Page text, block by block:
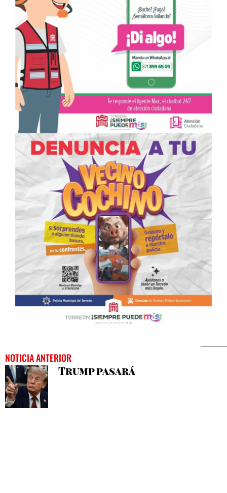
NOTICIA ANTERIOR
Trump pasará